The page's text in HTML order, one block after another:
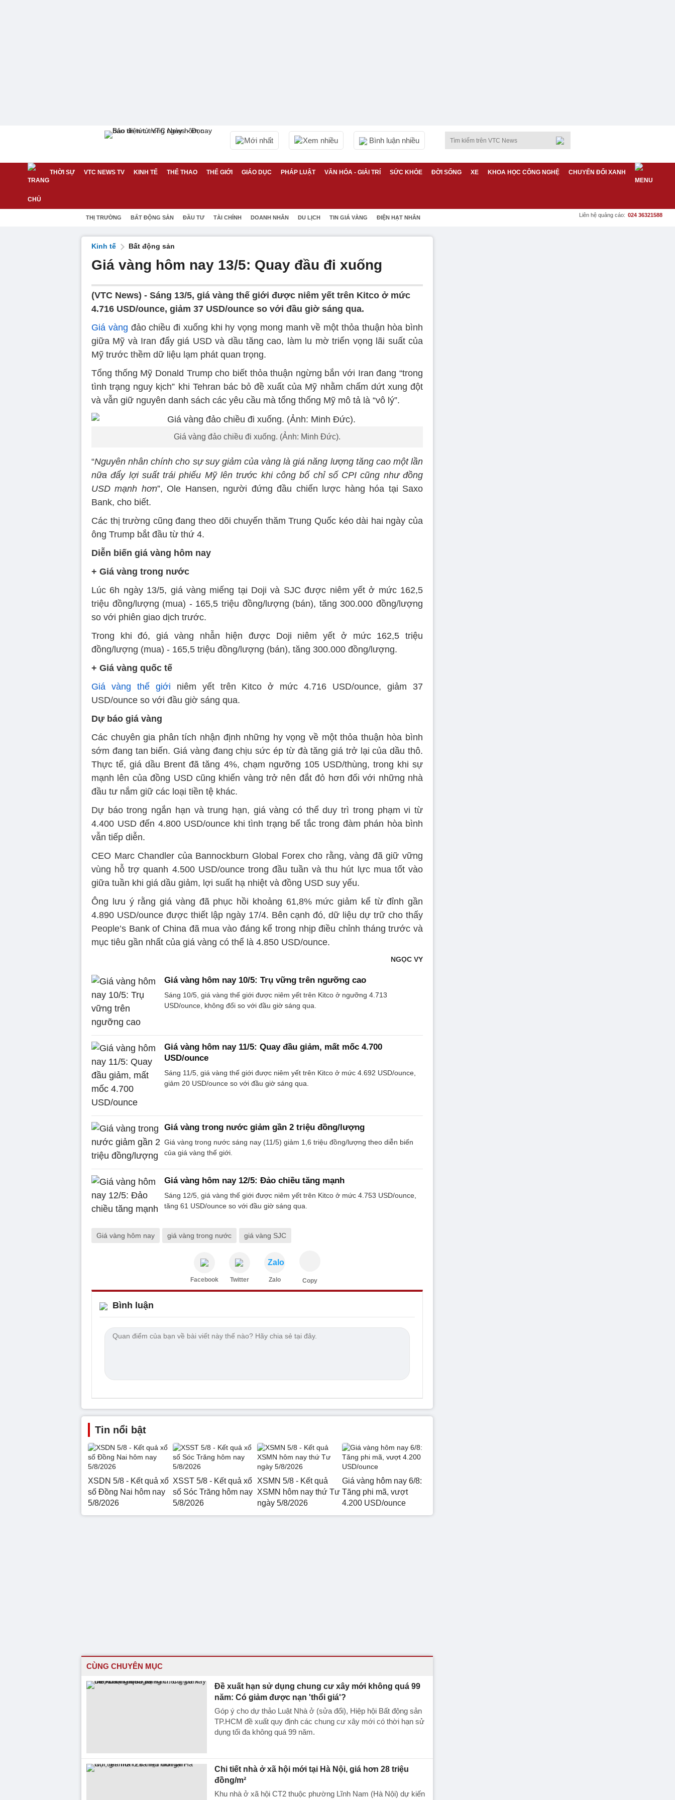
Mới nhất Xem nhiều Bình luận nhiều
THỜI SỰ VTC NEWS TV KINH TẾ THỂ THAO THẾ GIỚI GIÁO DỤC PHÁP LUẬT VĂN HÓA - GIẢI TRÍ SỨC KHỎE ĐỜI SỐNG XE KHOA HỌC CÔNG NGHỆ CHUYỂN ĐỔI XANH
THỊ TRƯỜNG BẤT ĐỘNG SẢN ĐẦU TƯ TÀI CHÍNH DOANH NHÂN DU LỊCH TIN GIÁ VÀNG ĐIỆN HẠT NHÂN Liên hệ quảng cáo: 024 36321588
Kinh tế Bất động sản
Giá vàng hôm nay 13/5: Quay đầu đi xuống
(VTC News) - Sáng 13/5, giá vàng thế giới được niêm yết trên Kitco ở mức
4.716 USD/ounce, giảm 37 USD/ounce so với đầu giờ sáng qua.
Giá vàng đảo chiều đi xuống khi hy vọng mong manh về một thỏa thuận hòa bình
giữa Mỹ và Iran đẩy giá USD và dầu tăng cao, làm lu mờ triển vọng lãi suất của
Mỹ trước thềm dữ liệu lạm phát quan trọng.
Tổng thống Mỹ Donald Trump cho biết thỏa thuận ngừng bắn với Iran đang “trong
tình trạng nguy kịch” khi Tehran bác bỏ đề xuất của Mỹ nhằm chấm dứt xung đột
và vẫn giữ nguyên danh sách các yêu cầu mà tổng thống Mỹ mô tả là “vô lý”.
Giá vàng đảo chiều đi xuống. (Ảnh: Minh Đức).
“Nguyên nhân chính cho sự suy giảm của vàng là giá năng lượng tăng cao một lần
nữa đẩy lợi suất trái phiếu Mỹ lên trước khi công bố chỉ số CPI cũng như đồng
USD mạnh hơn”, Ole Hansen, người đứng đầu chiến lược hàng hóa tại Saxo
Bank, cho biết.
Các thị trường cũng đang theo dõi chuyến thăm Trung Quốc kéo dài hai ngày của
ông Trump bắt đầu từ thứ 4.
Diễn biến giá vàng hôm nay
+ Giá vàng trong nước
Lúc 6h ngày 13/5, giá vàng miếng tại Doji và SJC được niêm yết ở mức 162,5
triệu đồng/lượng (mua) - 165,5 triệu đồng/lượng (bán), tăng 300.000 đồng/lượng
so với phiên giao dịch trước.
Trong khi đó, giá vàng nhẫn hiện được Doji niêm yết ở mức 162,5 triệu
đồng/lượng (mua) - 165,5 triệu đồng/lượng (bán), tăng 300.000 đồng/lượng.
+ Giá vàng quốc tế
Giá vàng thế giới niêm yết trên Kitco ở mức 4.716 USD/ounce, giảm 37
USD/ounce so với đầu giờ sáng qua.
Dự báo giá vàng
Các chuyên gia phân tích nhận định những hy vọng về một thỏa thuận hòa bình
sớm đang tan biến. Giá vàng đang chịu sức ép từ đà tăng giá trở lại của dầu thô.
Thực tế, giá dầu Brent đã tăng 4%, chạm ngưỡng 105 USD/thùng, trong khi sự
mạnh lên của đồng USD cũng khiến vàng trở nên đắt đỏ hơn đối với những nhà
đầu tư nắm giữ các loại tiền tệ khác.
Dự báo trong ngắn hạn và trung hạn, giá vàng có thể duy trì trong phạm vi từ
4.400 USD đến 4.800 USD/ounce khi tình trạng bế tắc trong đàm phán hòa bình
vẫn tiếp diễn.
CEO Marc Chandler của Bannockburn Global Forex cho rằng, vàng đã giữ vững
vùng hỗ trợ quanh 4.500 USD/ounce trong đầu tuần và thu hút lực mua tốt vào
giữa tuần khi giá dầu giảm, lợi suất hạ nhiệt và đồng USD suy yếu.
Ông lưu ý rằng giá vàng đã phục hồi khoảng 61,8% mức giảm kể từ đỉnh gần
4.890 USD/ounce được thiết lập ngày 17/4. Bên cạnh đó, dữ liệu dự trữ cho thấy
People’s Bank of China đã mua vào đáng kể trong nhịp điều chỉnh tháng trước và
mục tiêu gần nhất của giá vàng có thể là 4.850 USD/ounce.
NGỌC VY
Giá vàng hôm nay 10/5: Trụ vững trên ngưỡng cao
Sáng 10/5, giá vàng thế giới được niêm yết trên Kitco ở ngưỡng 4.713
USD/ounce, không đổi so với đầu giờ sáng qua.
Giá vàng hôm nay 11/5: Quay đầu giảm, mất mốc 4.700
USD/ounce
Sáng 11/5, giá vàng thế giới được niêm yết trên Kitco ở mức 4.692 USD/ounce,
giảm 20 USD/ounce so với đầu giờ sáng qua.
Giá vàng trong nước giảm gần 2 triệu đồng/lượng
Giá vàng trong nước sáng nay (11/5) giảm 1,6 triệu đồng/lượng theo diễn biến
của giá vàng thế giới.
Giá vàng hôm nay 12/5: Đảo chiều tăng mạnh
Sáng 12/5, giá vàng thế giới được niêm yết trên Kitco ở mức 4.753 USD/ounce,
tăng 61 USD/ounce so với đầu giờ sáng qua.
Giá vàng hôm nay giá vàng trong nước giá vàng SJC
Facebook Twitter
Zalo
Zalo Copy
Bình luận
Tin nổi bật
XSDN 5/8 - Kết quả xổ
số Đồng Nai hôm nay
5/8/2026
XSST 5/8 - Kết quả xổ
số Sóc Trăng hôm nay
5/8/2026
XSMN 5/8 - Kết quả
XSMN hôm nay thứ Tư
ngày 5/8/2026
Giá vàng hôm nay 6/8:
Tăng phi mã, vượt
4.200 USD/ounce
CÙNG CHUYÊN MỤC
Đề xuất hạn sử dụng chung cư xây mới không quá 99
năm: Có giảm được nạn 'thổi giá'?
Góp ý cho dự thảo Luật Nhà ở (sửa đổi), Hiệp hội Bất động sản
TP.HCM đề xuất quy định các chung cư xây mới có thời hạn sử
dụng tối đa không quá 99 năm.
Chi tiết nhà ở xã hội mới tại Hà Nội, giá hơn 28 triệu
đồng/m²
Khu nhà ở xã hội CT2 thuộc phường Lĩnh Nam (Hà Nội) dự kiến